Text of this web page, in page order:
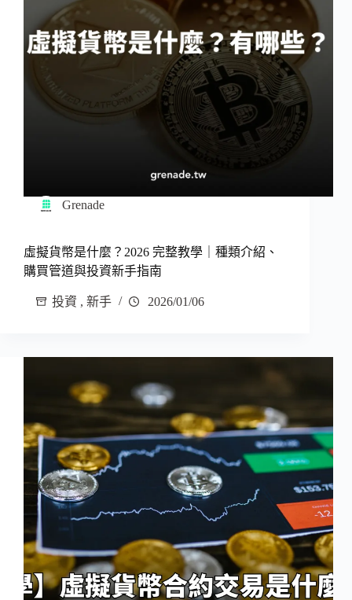
Grenade
虛擬貨幣是什麼？2026 完整教學｜種類介紹、
購買管道與投資新手指南
投資 , 新手 2026/01/06